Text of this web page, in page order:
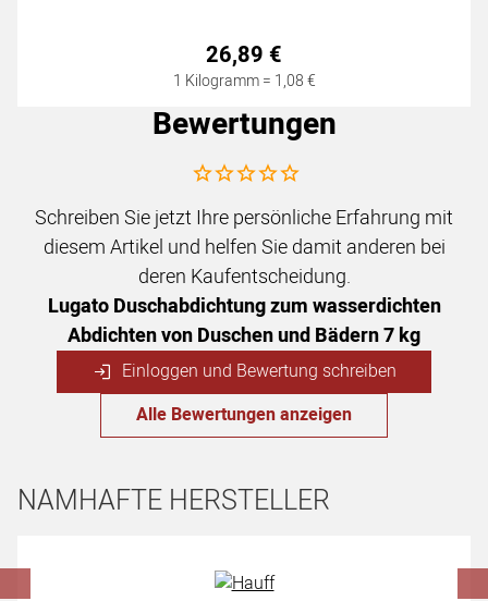
26,89 €
1 Kilogramm = 1,08€
Bewertungen
Noch keine Bewertungen abgegeben
Schreiben Sie jetzt Ihre persönliche Erfahrung mit
diesem Artikel und helfen Sie damit anderen bei
deren Kaufentscheidung.
Lugato Duschabdichtung zum wasserdichten
Abdichten von Duschen und Bädern 7 kg
Einloggen und Bewertung schreiben
Alle Bewertungen anzeigen
NAMHAFTE HERSTELLER